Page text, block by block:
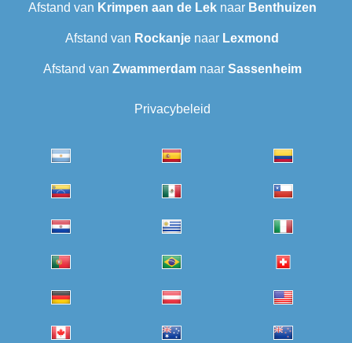
Afstand van Krimpen aan de Leknaar Benthuizen
Afstand van Rockanje naar Lexmond
Afstand van Zwammerdamnaar Sassenheim
Privacybeleid